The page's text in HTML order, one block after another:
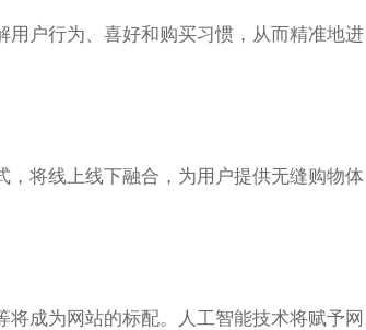
户行为、喜好和购买习惯，从而精准地进
将线上线下融合，为用户提供无缝购物体
成为网站的标配。人工智能技术将赋予网